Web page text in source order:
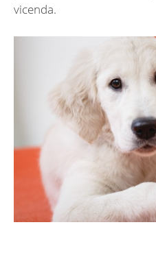
vicenda.